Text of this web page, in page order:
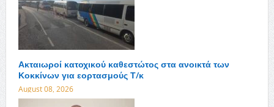
Ακταιωροί κατοχικού καθεστώτος στα ανοικτά των
Κοκκίνων για εορτασμούς Τ/κ
August 08, 2026